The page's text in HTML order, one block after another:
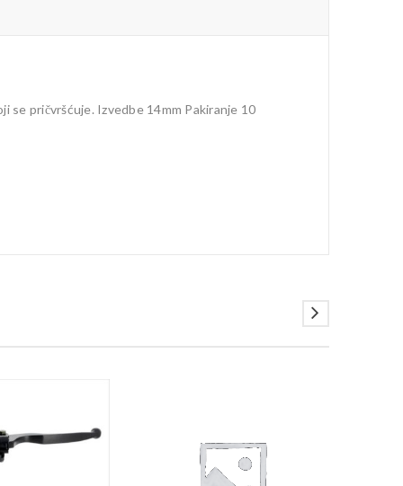
se pričvršćuje. Izvedbe 14mm Pakiranje 10